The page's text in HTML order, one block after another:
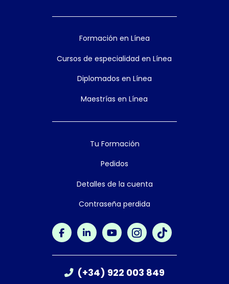
Formación en Línea
Cursos de especialidad en Línea
Diplomados en Línea
Maestrías en Línea
Tu Formación
Pedidos
Detalles de la cuenta
Contraseña perdida
(+34) 922 003 849